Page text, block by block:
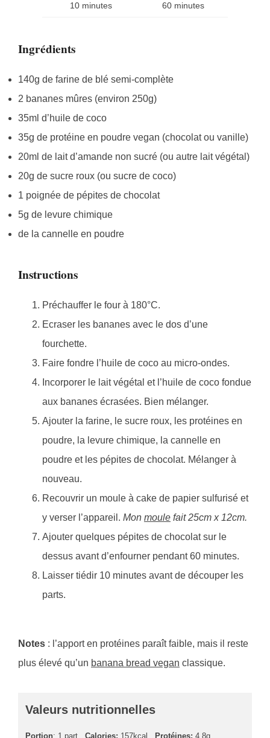
10 minutes 60 minutes
Ingrédients
140g de farine de blé semi-complète
2 bananes mûres (environ 250g)
35ml d’huile de coco
35g de protéine en poudre vegan (chocolat ou vanille)
20ml de lait d’amande non sucré (ou autre lait végétal)
20g de sucre roux (ou sucre de coco)
1 poignée de pépites de chocolat
5g de levure chimique
de la cannelle en poudre
Instructions
Préchauffer le four à 180°C.
Ecraser les bananes avec le dos d’une
fourchette.
Faire fondre l’huile de coco au micro-ondes.
Incorporer le lait végétal et l’huile de coco fondue
aux bananes écrasées. Bien mélanger.
Ajouter la farine, le sucre roux, les protéines en
poudre, la levure chimique, la cannelle en
poudre et les pépites de chocolat. Mélanger à
nouveau.
Recouvrir un moule à cake de papier sulfurisé et
y verser l’appareil. Mon moule fait 25cm x 12cm.
Ajouter quelques pépites de chocolat sur le
dessus avant d’enfourner pendant 60 minutes.
Laisser tiédir 10 minutes avant de découper les
parts.
Notes : l’apport en protéines paraît faible, mais il reste
plus élevé qu’un banana bread vegan classique.
Valeurs nutritionnelles
Portion: 1 part Calories: 157kcal Protéines: 4,8g